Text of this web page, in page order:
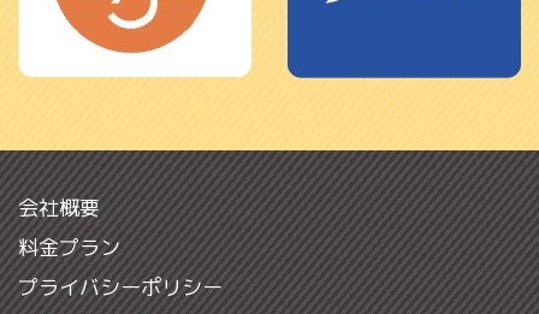
会社概要
料金プラン
プライバシーポリシー